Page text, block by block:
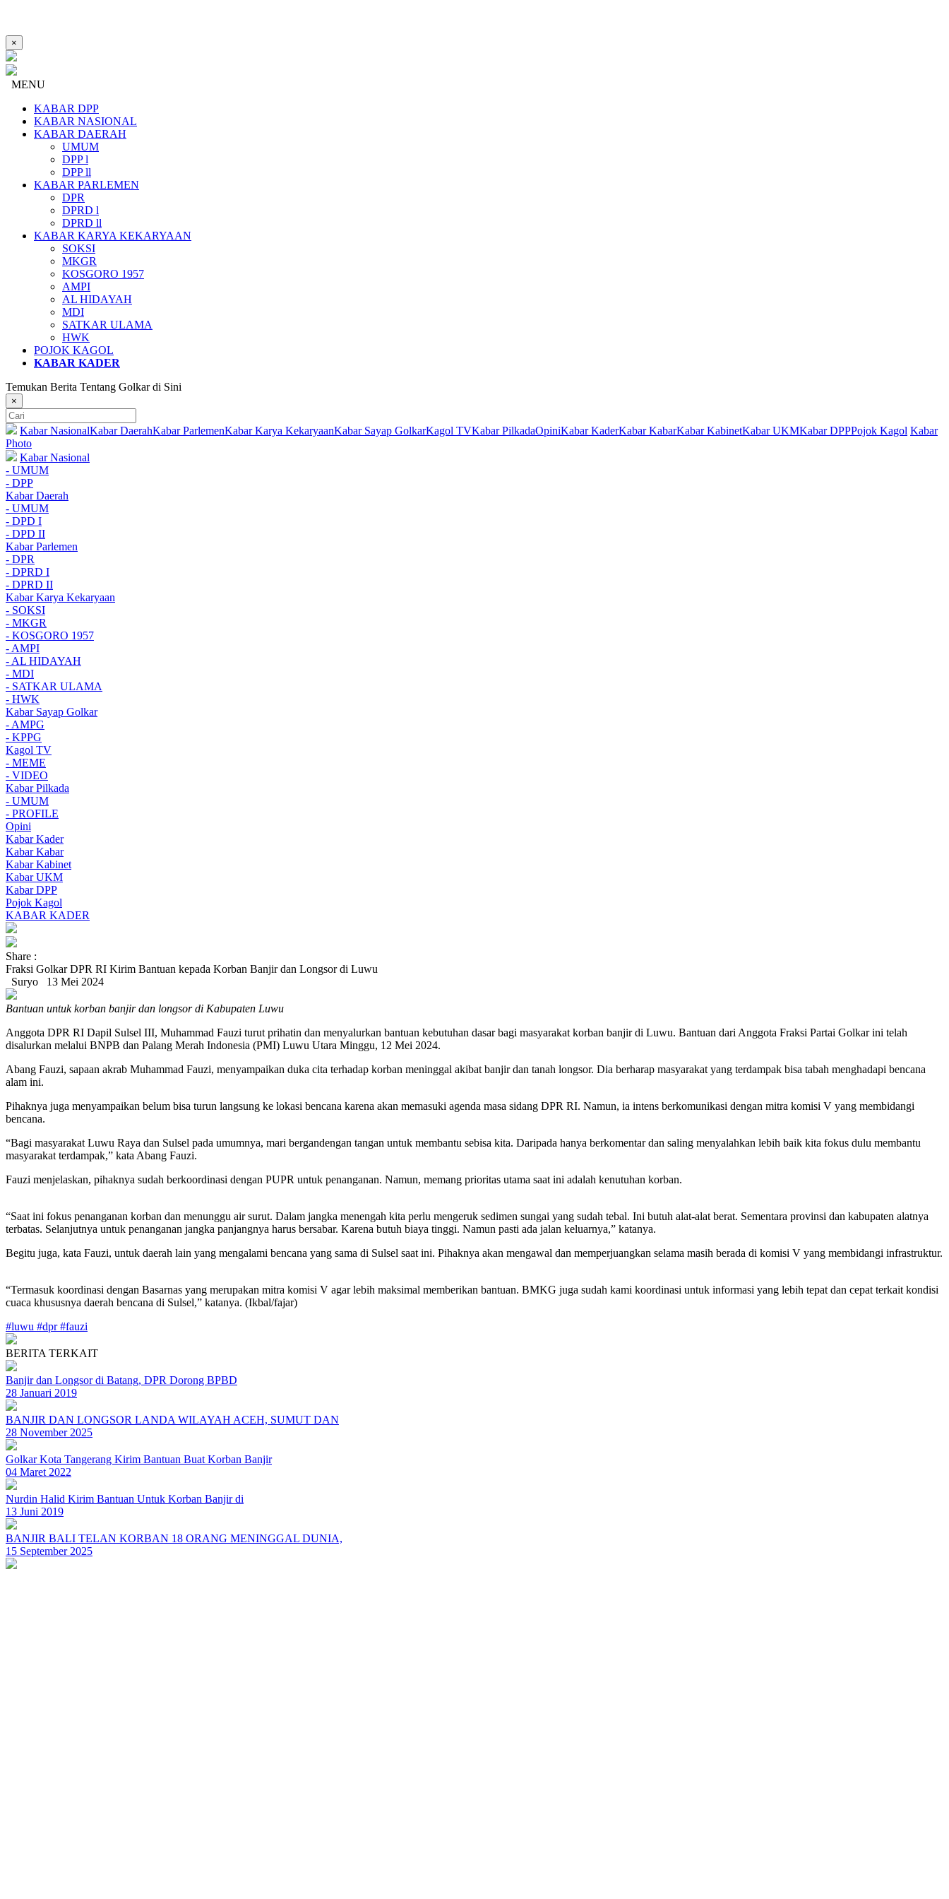
×
MENU
KABAR DPP
KABAR NASIONAL
KABAR DAERAH
UMUM
DPP l
DPP ll
KABAR PARLEMEN
DPR
DPRD l
DPRD ll
KABAR KARYA KEKARYAAN
SOKSI
MKGR
KOSGORO 1957
AMPI
AL HIDAYAH
MDI
SATKAR ULAMA
HWK
POJOK KAGOL
KABAR KADER
Temukan Berita Tentang Golkar di Sini
×
Kabar NasionalKabar DaerahKabar ParlemenKabar Karya KekaryaanKabar Sayap GolkarKagol TVKabar PilkadaOpiniKabar KaderKabar KabarKabar KabinetKabar UKMKabar DPPPojok Kagol Kabar
Photo
Kabar Nasional
- UMUM
- DPP
Kabar Daerah
- UMUM
- DPD I
- DPD II
Kabar Parlemen
- DPR
- DPRD I
- DPRD II
Kabar Karya Kekaryaan
- SOKSI
- MKGR
- KOSGORO 1957
- AMPI
- AL HIDAYAH
- MDI
- SATKAR ULAMA
- HWK
Kabar Sayap Golkar
- AMPG
- KPPG
Kagol TV
- MEME
- VIDEO
Kabar Pilkada
- UMUM
- PROFILE
Opini
Kabar Kader
Kabar Kabar
Kabar Kabinet
Kabar UKM
Kabar DPP
Pojok Kagol
KABAR KADER
Share :
Fraksi Golkar DPR RI Kirim Bantuan kepada Korban Banjir dan Longsor di Luwu
Suryo
13 Mei 2024
Bantuan untuk korban banjir dan longsor di Kabupaten Luwu
Anggota DPR RI Dapil Sulsel III, Muhammad Fauzi turut prihatin dan menyalurkan bantuan kebutuhan dasar bagi masyarakat korban banjir di Luwu. Bantuan dari Anggota Fraksi Partai Golkar ini telah
disalurkan melalui BNPB dan Palang Merah Indonesia (PMI) Luwu Utara Minggu, 12 Mei 2024.
Abang Fauzi, sapaan akrab Muhammad Fauzi, menyampaikan duka cita terhadap korban meninggal akibat banjir dan tanah longsor. Dia berharap masyarakat yang terdampak bisa tabah menghadapi bencana
alam ini.
Pihaknya juga menyampaikan belum bisa turun langsung ke lokasi bencana karena akan memasuki agenda masa sidang DPR RI. Namun, ia intens berkomunikasi dengan mitra komisi V yang membidangi
bencana.
“Bagi masyarakat Luwu Raya dan Sulsel pada umumnya, mari bergandengan tangan untuk membantu sebisa kita. Daripada hanya berkomentar dan saling menyalahkan lebih baik kita fokus dulu membantu
masyarakat terdampak,” kata Abang Fauzi.
Fauzi menjelaskan, pihaknya sudah berkoordinasi dengan PUPR untuk penanganan. Namun, memang prioritas utama saat ini adalah kenutuhan korban.
“Saat ini fokus penanganan korban dan menunggu air surut. Dalam jangka menengah kita perlu mengeruk sedimen sungai yang sudah tebal. Ini butuh alat-alat berat. Sementara provinsi dan kabupaten alatnya
terbatas. Selanjutnya untuk penanganan jangka panjangnya harus bersabar. Karena butuh biaya tinggi. Namun pasti ada jalan keluarnya,” katanya.
Begitu juga, kata Fauzi, untuk daerah lain yang mengalami bencana yang sama di Sulsel saat ini. Pihaknya akan mengawal dan memperjuangkan selama masih berada di komisi V yang membidangi infrastruktur.
“Termasuk koordinasi dengan Basarnas yang merupakan mitra komisi V agar lebih maksimal memberikan bantuan. BMKG juga sudah kami koordinasi untuk informasi yang lebih tepat dan cepat terkait kondisi
cuaca khususnya daerah bencana di Sulsel,” katanya. (Ikbal/fajar)
#luwu #dpr#fauzi
BERITA TERKAIT
Banjir dan Longsor di Batang, DPR Dorong BPBD
28 Januari 2019
BANJIR DAN LONGSOR LANDA WILAYAH ACEH, SUMUT DAN
28 November 2025
Golkar Kota Tangerang Kirim Bantuan Buat Korban Banjir
04 Maret 2022
Nurdin Halid Kirim Bantuan Untuk Korban Banjir di
13 Juni 2019
BANJIR BALI TELAN KORBAN 18 ORANG MENINGGAL DUNIA,
15 September 2025